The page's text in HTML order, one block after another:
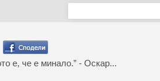
е, че е минало.” - Оскар...